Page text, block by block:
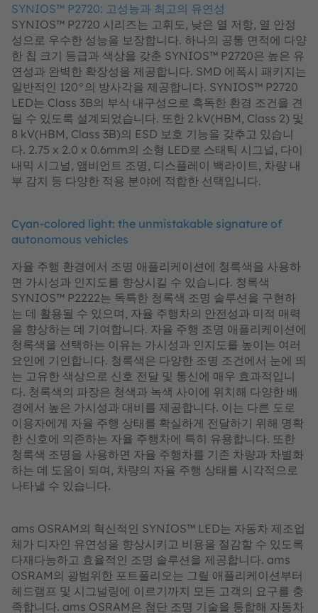
SYNIOS™ P2720: 고성능과 최고의 유연성
SYNIOS™ P2720 시리즈는 고휘도, 낮은 열 저항, 열 안정
성으로 우수한 성능을 보장합니다. 하나의 공통 면적에 다양
한 칩 크기 등급과 색상을 갖춘 SYNIOS™ P2720은 높은 유
연성과 완벽한 확장성을 제공합니다. SMD 에폭시 패키지는
일반적인 120°의 방사각을 제공합니다. SYNIOS™ P2720
LED는 Class 3B의 부식 내구성으로 혹독한 환경 조건을 견
딜 수 있도록 설계되었습니다. 또한 2 kV(HBM, Class 2) 및
8 kV(HBM, Class 3B)의 ESD 보호 기능을 갖추고 있습니
다. 2.75 x 2.0 x 0.6mm의 소형 LED로 스태틱 시그널, 다이
내믹 시그널, 앰비언트 조명, 디스플레이 백라이트, 차량 내
부 감지 등 다양한 적용 분야에 적합한 선택입니다.
Cyan-colored light: the unmistakable signature of
autonomous vehicles
자율 주행 환경에서 조명 애플리케이션에 청록색을 사용하
면 가시성과 인지도를 향상시킬 수 있습니다. 청록색
SYNIOS™ P2222는 독특한 청록색 조명 솔루션을 구현하
는 데 활용될 수 있으며, 자율 주행차의 안전성과 미적 매력
을 향상하는 데 기여합니다. 자율 주행 조명 애플리케이션에
청록색을 선택하는 이유는 가시성과 인지도를 높이는 여러
요인에 기인합니다. 청록색은 다양한 조명 조건에서 눈에 띄
는 고유한 색상으로 신호 전달 및 통신에 매우 효과적입니
다. 청록색의 파장은 청색과 녹색 사이에 위치해 다양한 배
경에서 높은 가시성과 대비를 제공합니다. 이는 다른 도로
이용자에게 자율 주행 상태를 확실하게 전달하기 위해 명확
한 신호에 의존하는 자율 주행차에 특히 유용합니다. 또한
청록색 조명을 사용하면 자율 주행차를 기존 차량과 차별화
하는 데 도움이 되며, 차량의 자율 주행 상태를 시각적으로
나타낼 수 있습니다.
ams OSRAM의 혁신적인 SYNIOS™ LED는 자동차 제조업
체가 디자인 유연성을 향상시키고 비용을 절감할 수 있도록
다재다능하고 효율적인 조명 솔루션을 제공합니다. ams
OSRAM의 광범위한 포트폴리오는 그릴 애플리케이션부터
헤드램프 및 시그널링에 이르기까지 모든 고객의 요구를 충
족합니다. ams OSRAM은 첨단 조명 기술을 통합해 자동차